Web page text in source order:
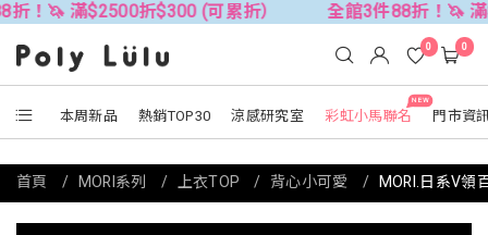
$2500折$300 (可累折） 全館3件88折！🦄 滿$2500折
本周新品 熱銷TOP30 涼感研究室
NEW
彩虹小馬聯名 門市資
0 0
首頁 MORI系列 上衣TOP 背心小可愛 MORI.日系V領